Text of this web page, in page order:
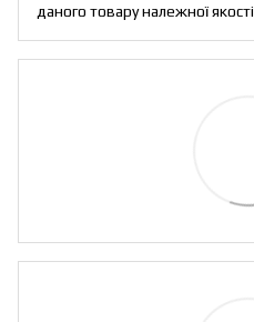
даного товару належної якості